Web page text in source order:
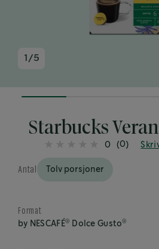
1 /5
20%
Starbucks
Antal Tolv porsjoner
0 (0)
Format
by NESCAFÉ® Dolce Gusto®